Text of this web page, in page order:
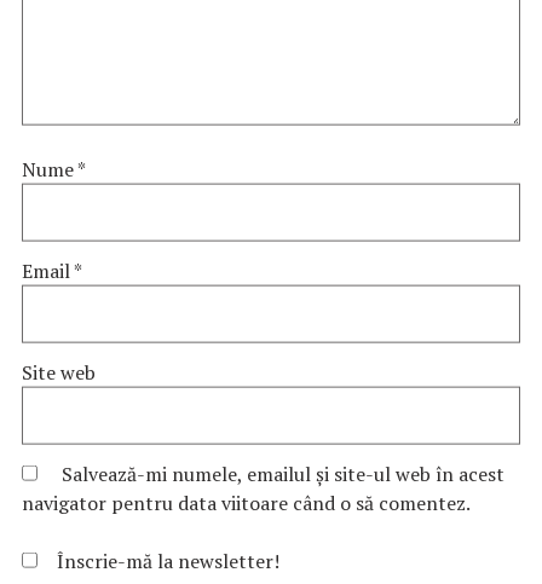
Nume*
Email*
Site web
Salvează-mi numele, emailul și site-ul web în acest
navigator pentru data viitoare când o să comentez.
Înscrie-mă la newsletter!